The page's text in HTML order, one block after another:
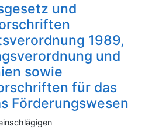
und
1989,
und
sowie
für das
Förderungswesen